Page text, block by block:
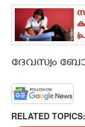
LITERATURE
ZOOM
ദേവസ്വം
RELATED TOPICS: